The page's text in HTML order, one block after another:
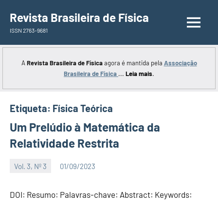
para
conteúdo
Revista Brasileira de Física
ISSN 2763-9681
A Revista Brasileira de Físicaagora é mantida pela Associação
Brasileira de Física ... Leia mais.
Etiqueta: Física Teórica
Um Prelúdio à Matemática da
Relatividade Restrita
Vol. 3, Nº 3 01/09/2023
DOI: Resumo: Palavras-chave: Abstract: Keywords: